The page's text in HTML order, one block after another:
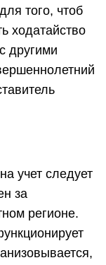
того, чтоб
ходатайство
другими
учет следует
за
регионе.